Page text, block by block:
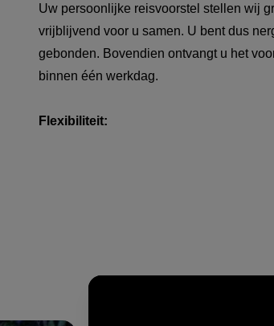
Uw persoonlijke reisvoorstel stellen wij
vrijblijvend voor u samen. U bent dus
gebonden. Bovendien ontvangt u het
binnen één werkdag.
Flexibiliteit: